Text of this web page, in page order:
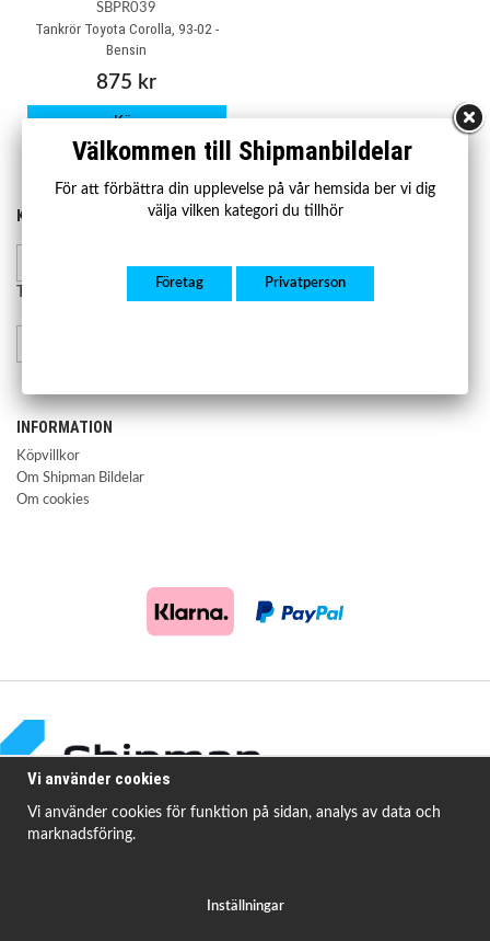
SBPR039
Tankrör Toyota Corolla, 93-02 -
Bensin
875 kr
Köp
KONTAKTA OSS
Mån-fre 07.00-17.00
HANDLA
Lager och leverans
Retur och reklamation
INFORMATION
Köpvillkor
Om Shipman Bildelar
Om cookies
vanligt förekommande fordonsproblem.
Välkommen till Shipmanbildelar
För att förbättra din upplevelse på vår hemsida ber vi dig
välja vilken kategori du tillhör
Företag Privatperson
Vi använder cookies
Vi använder cookies för funktion på sidan, analys av data och
marknadsföring.
Inställningar